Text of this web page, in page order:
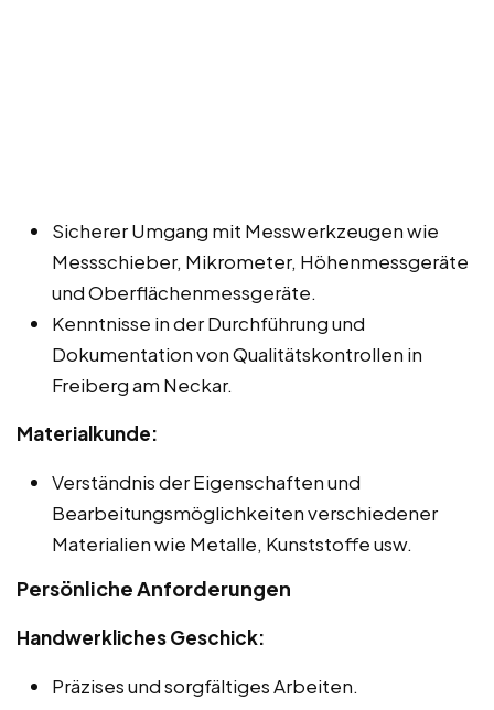
Sicherer Umgang mit Messwerkzeugen wie
Messschieber, Mikrometer, Höhenmessgeräte
und Oberflächenmessgeräte.
Kenntnisse in der Durchführung und
Dokumentation von Qualitätskontrollen in
Freiberg am Neckar.
Materialkunde:
Verständnis der Eigenschaften und
Bearbeitungsmöglichkeiten verschiedener
Materialien wie Metalle, Kunststoffe usw.
Persönliche Anforderungen
Handwerkliches Geschick:
Präzises und sorgfältiges Arbeiten.